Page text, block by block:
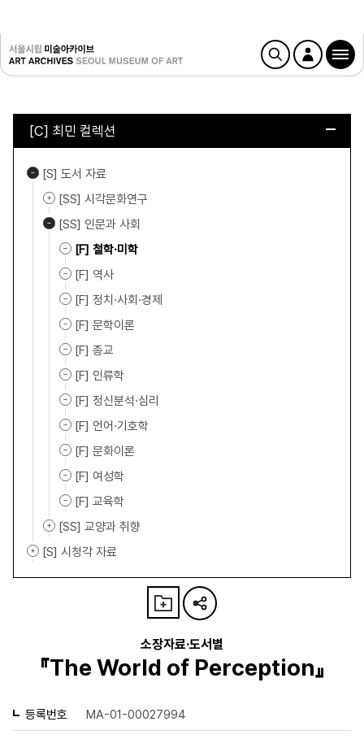
[C] 최민 컬렉션
[S] 도서 자료
[SS] 시각문화연구
[SS] 인문과 사회
[F] 철학·미학
[F] 역사
[F] 정치·사회·경제
[F] 문학이론
[F] 종교
[F] 인류학
[F] 정신분석·심리
[F] 언어·기호학
[F] 문화이론
[F] 여성학
[F] 교육학
[SS] 교양과 취향
[S] 시청각 자료
소장자료·도서별
『The World of Perception』
등록번호 MA-01-00027994